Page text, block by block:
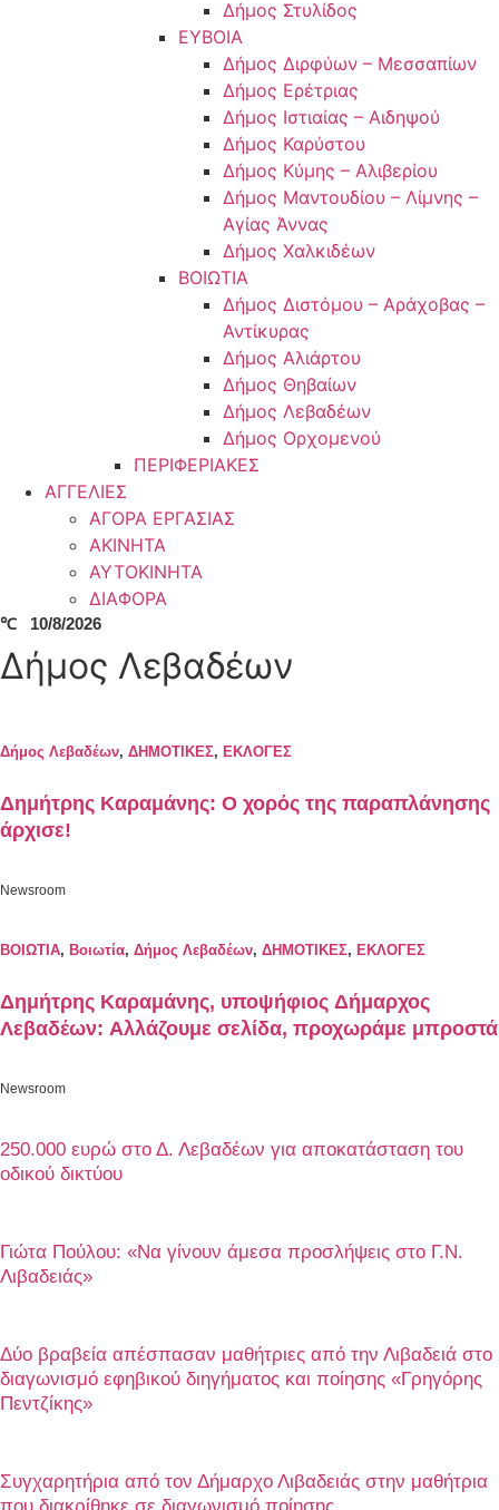
Δήμος Στυλίδος
ΕΥΒΟΙΑ
Δήμος Διρφύων – Μεσσαπίων
Δήμος Ερέτριας
Δήμος Ιστιαίας – Αιδηψού
Δήμος Καρύστου
Δήμος Κύμης – Αλιβερίου
Δήμος Μαντουδίου – Λίμνης –
Αγίας Άννας
Δήμος Χαλκιδέων
ΒΟΙΩΤΙΑ
Δήμος Διστόμου – Αράχοβας –
Αντίκυρας
Δήμος Αλιάρτου
Δήμος Θηβαίων
Δήμος Λεβαδέων
Δήμος Ορχομενού
ΠΕΡΙΦΕΡΙΑΚΕΣ
ΑΓΓΕΛΙΕΣ
ΑΓΟΡΑ ΕΡΓΑΣΙΑΣ
ΑΚΙΝΗΤΑ
ΑΥΤΟΚΙΝΗΤΑ
ΔΙΑΦΟΡΑ
℃ 10/8/2026
Δήμος Λεβαδέων
Δήμος Λεβαδέων, ΔΗΜΟΤΙΚΕΣ, ΕΚΛΟΓΕΣ
Δημήτρης Καραμάνης: O χορός της παραπλάνησης
άρχισε!
Newsroom
ΒΟΙΩΤΙΑ, Βοιωτία, Δήμος Λεβαδέων, ΔΗΜΟΤΙΚΕΣ, ΕΚΛΟΓΕΣ
Δημήτρης Καραμάνης, υποψήφιος Δήμαρχος
Λεβαδέων: Αλλάζουμε σελίδα, προχωράμε μπροστά
Newsroom
250.000 ευρώ στο Δ. Λεβαδέων για αποκατάσταση του
οδικού δικτύου
Γιώτα Πούλου: «Να γίνουν άμεσα προσλήψεις στο Γ.Ν.
Λιβαδειάς»
Δύο βραβεία απέσπασαν μαθήτριες από την Λιβαδειά στο
διαγωνισμό εφηβικού διηγήματος και ποίησης «Γρηγόρης
Πεντζίκης»
Συγχαρητήρια από τον Δήμαρχο Λιβαδειάς στην μαθήτρια